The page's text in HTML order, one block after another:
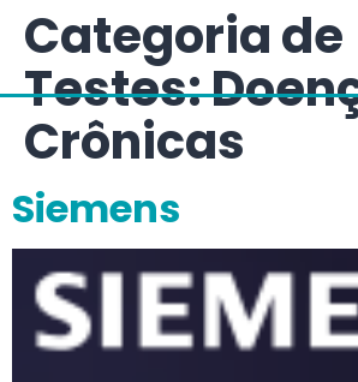
Categoria de
Testes:
Crônicas
Siemens